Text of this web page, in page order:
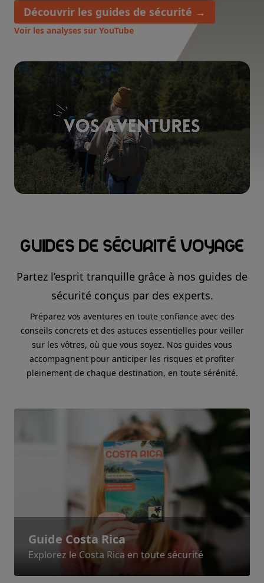
Découvrir les guides de sécurité →
Voir les analyses sur YouTube
Guides de sécurité voyage
Partez l’esprit tranquille grâce à nos guides de
sécurité conçus par des experts.
Préparez vos aventures en toute confiance avec des
conseils concrets et des astuces essentielles pour veiller
sur les vôtres, où que vous soyez. Nos guides vous
accompagnent pour anticiper les risques et profiter
pleinement de chaque destination, en toute sérénité.
Guide Costa Rica
Explorez le Costa Rica en toute sécurité